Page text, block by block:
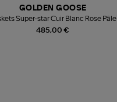
485,00 €
GOLDEN GOOSE
Super-star Cuir Blanc Rose Pâle